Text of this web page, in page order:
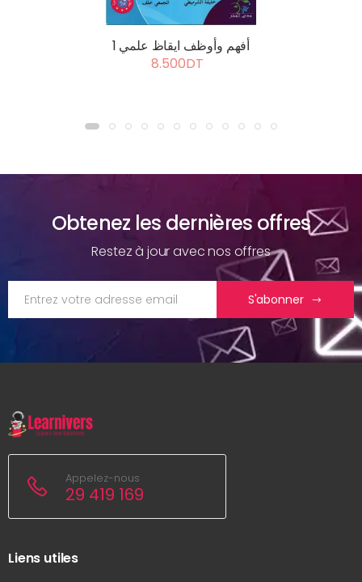
أفهم وأوظف ايقاظ علمي 1
8.500DT
Obtenez les dernières offres
Restez à jour avec nos offres
S'abonner
Appelez-nous
29 419 169
Liens utiles